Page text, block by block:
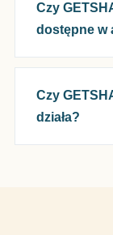
Czy
dostępne w
Czy
działa?